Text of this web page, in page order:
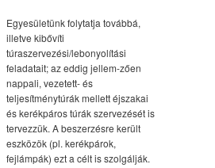
Egyesületünk folytatja továbbá,
illetve kibővíti
túraszervezési/lebonyolítási
feladatait; az eddig jellem-zően
nappali, vezetett- és
teljesítménytúrák mellett éjszakai
és kerékpáros túrák szervezését is
tervezzük. A beszerzésre került
eszközök (pl. kerékpárok,
fejlámpák) ezt a célt is szolgálják.